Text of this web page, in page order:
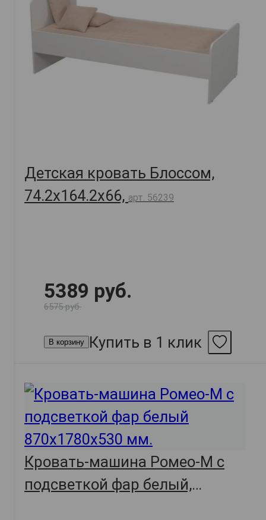
Детская кровать Блоссом,
74.2х164.2х66, арт. 56239
5389 руб.
6575 руб.
В корзину Купить в 1 клик
Кровать-машина Ромео-М с
подсветкой фар белый,